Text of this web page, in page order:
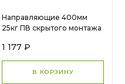
Направляющие 400мм
25кг ПВ скрытого монтажа
(S10400HX)арт.16656
1 177 ₽
В КОРЗИНУ